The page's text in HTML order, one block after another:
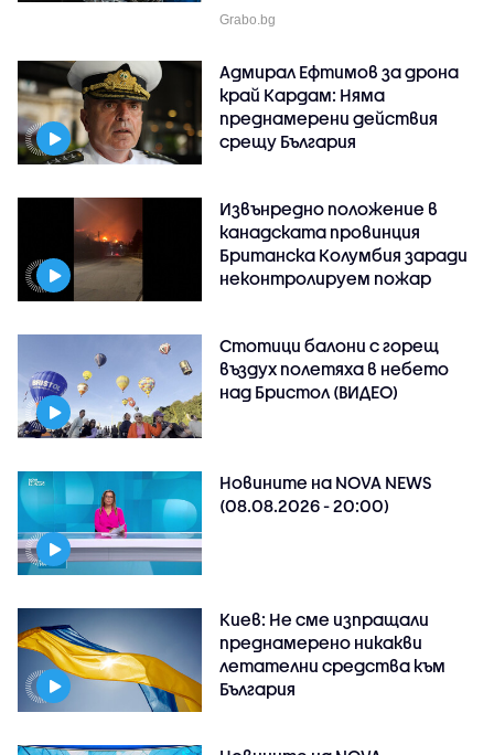
Grabo.bg
Адмирал Ефтимов за дрона
край Кардам: Няма
преднамерени действия
срещу България
Извънредно положение в
канадската провинция
Британска Колумбия заради
неконтролируем пожар
Стотици балони с горещ
въздух полетяха в небето
над Бристол (ВИДЕО)
Новините на NOVA NEWS
(08.08.2026 - 20:00)
Киев: Не сме изпращали
преднамерено никакви
летателни средства към
България